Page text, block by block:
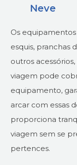
Neve
Os
esquis, pranchas
outros
viagem pode
equipamento,
arcar com essas
proporciona
viagem sem se
pertences.